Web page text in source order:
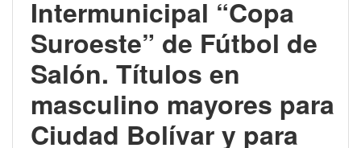
Intermunicipal “Copa
Suroeste” de Fútbol de
Salón.Títulos en
masculino mayores para
Ciudad Bolívar y para